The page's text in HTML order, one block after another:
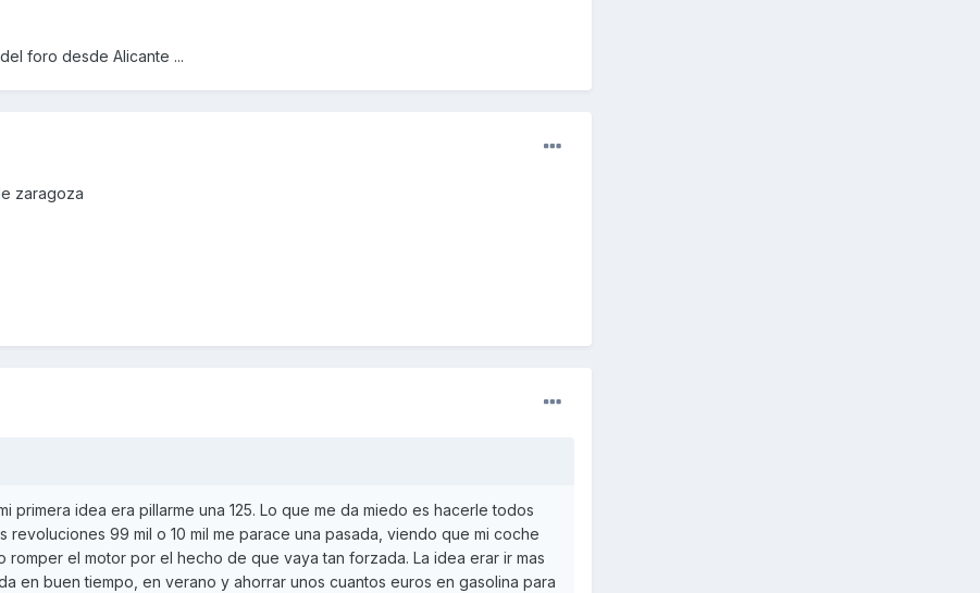
foro desde Alicante ...
zaragoza
primera idea era pillarme una 125. Lo que me da miedo es hacerle todos
revoluciones 99 mil o 10 mil me parace una pasada, viendo que mi coche
romper el motor por el hecho de que vaya tan forzada. La idea erar ir mas
en buen tiempo, en verano y ahorrar unos cuantos euros en gasolina para